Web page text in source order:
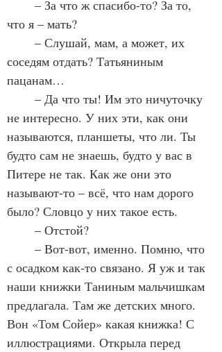
что я – мать?
соседям отдать? Татьяниным
пацанам…
не интересно. У них эти, как они
называются, планшеты, что ли. Ты
будто сам не знаешь, будто у вас в
Питере не так. Как же они это
называют-то – всё, что нам дорого
было? Словцо у них такое есть.
	– Отстой?
с осадком как-то связано. Я уж и так
наши книжки Таниным мальчишкам
предлагала. Там же детских много.
Вон «Том Сойер» какая книжка! С
иллюстрациями. Открыла перед